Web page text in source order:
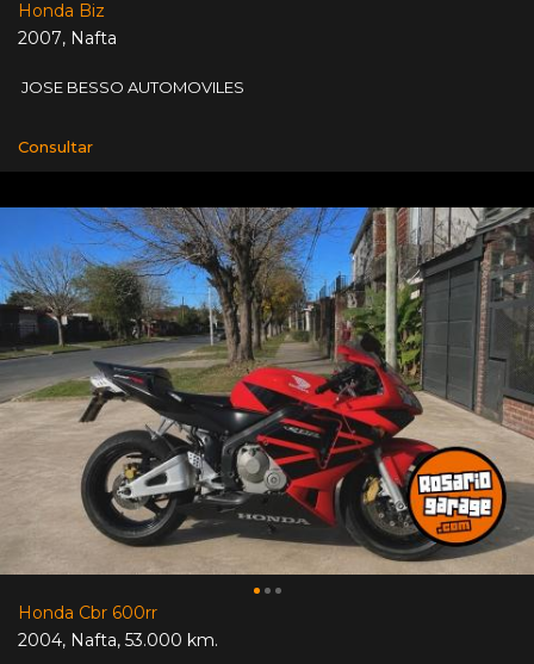
Honda Biz
2007, Nafta
JOSE BESSO AUTOMOVILES
Consultar
Honda Cbr 600rr
2004, Nafta, 53.000 km.